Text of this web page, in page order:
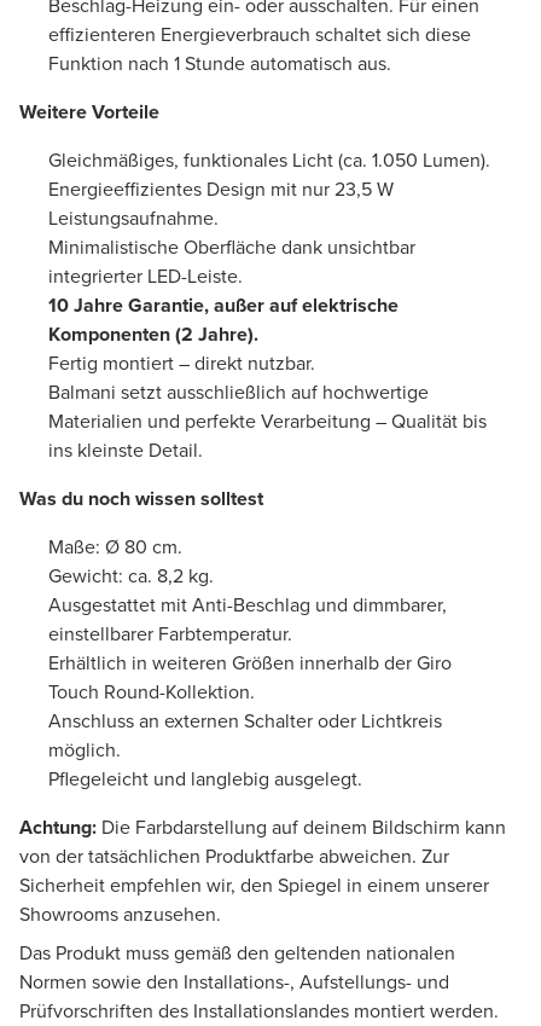
effizienteren Energieverbrauch schaltet sich diese
Funktion nach 1 Stunde automatisch aus.
Weitere Vorteile
Gleichmäßiges, funktionales Licht (ca. 1.050 Lumen).
Energieeffizientes Design mit nur 23,5 W
Leistungsaufnahme.
Minimalistische Oberfläche dank unsichtbar
integrierter LED-Leiste.
10 Jahre Garantie, außer auf elektrische
Komponenten (2 Jahre).
Fertig montiert – direkt nutzbar.
Balmani setzt ausschließlich auf hochwertige
Materialien und perfekte Verarbeitung – Qualität bis
ins kleinste Detail.
Was du noch wissen solltest
Maße: Ø 80 cm.
Gewicht: ca. 8,2 kg.
Ausgestattet mit Anti-Beschlag und dimmbarer,
einstellbarer Farbtemperatur.
Erhältlich in weiteren Größen innerhalb der Giro
Touch Round-Kollektion.
Anschluss an externen Schalter oder Lichtkreis
möglich.
Pflegeleicht und langlebig ausgelegt.
Achtung: Die Farbdarstellung auf deinem Bildschirm kann
von der tatsächlichen Produktfarbe abweichen. Zur
Sicherheit empfehlen wir, den Spiegel in einem unserer
Showrooms anzusehen.
Das Produkt muss gemäß den geltenden nationalen
Normen sowie den Installations-, Aufstellungs- und
Prüfvorschriften des Installationslandes montiert werden.